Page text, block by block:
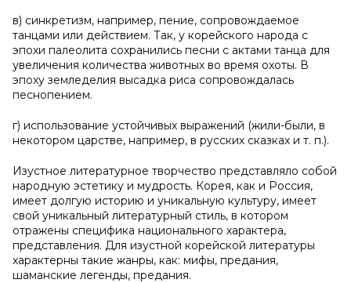
в) синкретизм, например, пение, сопровождаемое
танцами или действием. Так, у корейского народа с
эпохи палеолита сохранились песни с актами танца для
увеличения количества животных во время охоты. В
эпоху земледелия высадка риса сопровождалась
песнопением.
г) использование устойчивых выражений (жили-были, в
некотором царстве, например, в русских сказках и т. п.).
Изустное литературное творчество представляло собой
народную эстетику и мудрость. Корея, как и Россия,
имеет долгую историю и уникальную культуру, имеет
свой уникальный литературный стиль, в котором
отражены специфика национального характера,
представления. Для изустной корейской литературы
характерны такие жанры, как: мифы, предания,
шаманские легенды, предания.